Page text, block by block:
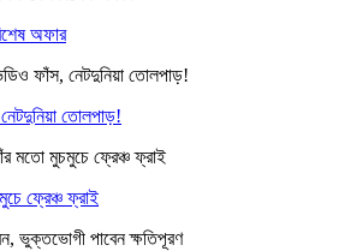
অফার
তোলপাড়!
ফ্রেঞ্চ ফ্রাই